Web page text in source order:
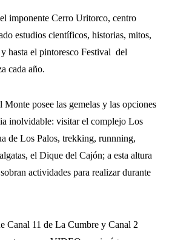
imponente Cerro Uritorco, centro
estudios científicos, historias, mitos,
hasta el pintoresco Festival del
cada año.
Monte posee las gemelas y las opciones
inolvidable: visitar el complejo Los
de Los Palos, trekking, runnning,
el Dique del Cajón; a esta altura
actividades para realizar durante
11 de La Cumbre y Canal 2